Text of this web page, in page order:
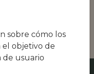
sobre cómo los
el objetivo de
de usuario